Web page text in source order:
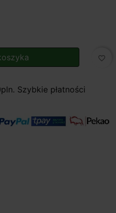
favorite_border
Szybkie płatności